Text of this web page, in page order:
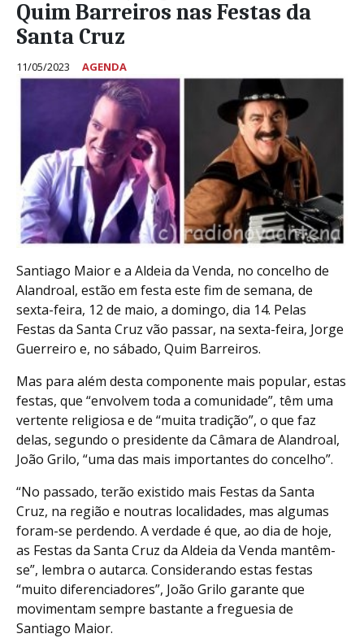
Quim Barreiros nas Festas da
Santa Cruz
11/05/2023 AGENDA
Santiago Maior e a Aldeia da Venda, no concelho de
Alandroal, estão em festa este fim de semana, de
sexta-feira, 12 de maio, a domingo, dia 14. Pelas
Festas da Santa Cruz vão passar, na sexta-feira, Jorge
Guerreiro e, no sábado, Quim Barreiros.
Mas para além desta componente mais popular, estas
festas, que “envolvem toda a comunidade”, têm uma
vertente religiosa e de “muita tradição”, o que faz
delas, segundo o presidente da Câmara de Alandroal,
João Grilo, “uma das mais importantes do concelho”.
“No passado, terão existido mais Festas da Santa
Cruz, na região e noutras localidades, mas algumas
foram-se perdendo. A verdade é que, ao dia de hoje,
as Festas da Santa Cruz da Aldeia da Venda mantêm-
se”, lembra o autarca. Considerando estas festas
“muito diferenciadores”, João Grilo garante que
movimentam sempre bastante a freguesia de
Santiago Maior.